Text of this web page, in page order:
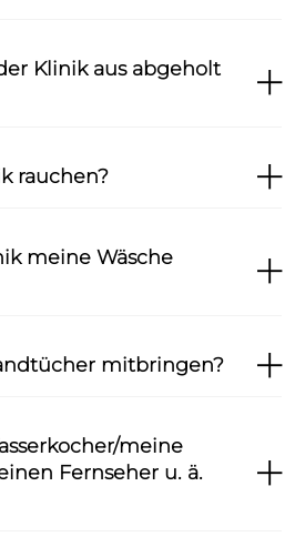
Klinik aus abgeholt
rauchen?
meine Wäsche
mitbringen?
meine
Fernseher u. ä.